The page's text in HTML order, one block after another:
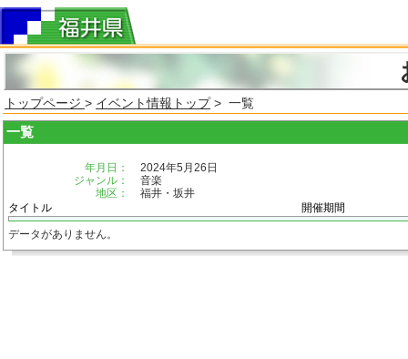
トップページ > イベント情報トップ> 一覧
一覧
年月日：
2024年5月26日
ジャンル：
音楽
地区：
福井・坂井
タイトル
開催期間
データがありません。